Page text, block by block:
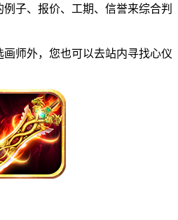
子、报价、工期、信誉来综合判
师外，您也可以去站内寻找心仪